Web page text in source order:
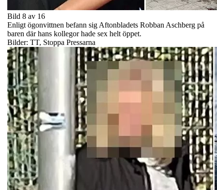
Bild 8 av 16
Enligt ögonvittnen befann sig Aftonbladets Robban Aschberg på
baren där hans kollegor hade sex helt öppet.
Bilder: TT, Stoppa Pressarna